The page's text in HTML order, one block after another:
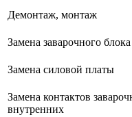
Демонтаж, монтаж
Замена заварочного блока
Замена силовой платы
Замена контактов
внутренних